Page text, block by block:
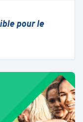
pour le